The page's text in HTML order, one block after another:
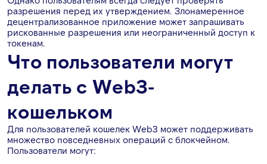
разрешения перед их утверждением. Злонамеренное
децентрализованное приложение может запрашивать
рискованные разрешения или неограниченный доступ к
токенам.
Что пользователи могут
делать с Web3-
кошельком
Для пользователей кошелек Web3 может поддерживать
множество повседневных операций с блокчейном.
Пользователи могут: